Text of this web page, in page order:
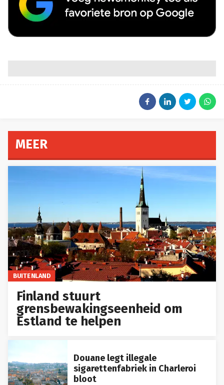
MEER
BUITENLAND
Finland stuurt
grensbewakingseenheid om
Estland te helpen
Douane legt illegale
sigarettenfabriek in Charleroi
bloot